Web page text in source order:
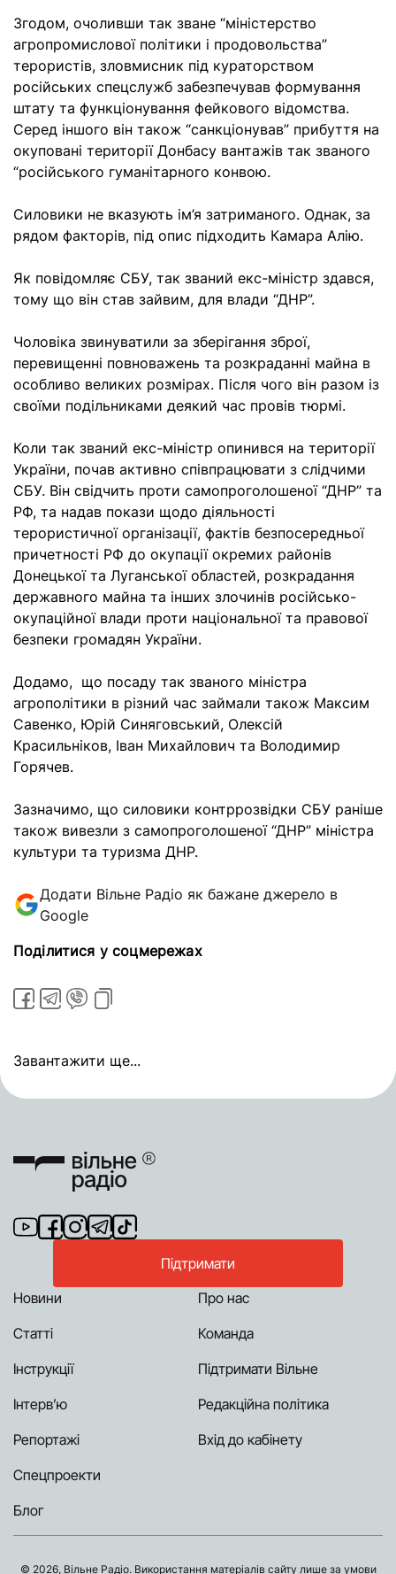
Згодом, очоливши так зване “міністерство
агропромислової політики і продовольства”
терористів, зловмисник під кураторством
російських спецслужб забезпечував формування
штату та функціонування фейкового відомства.
Серед іншого він також “санкціонував” прибуття на
окуповані території Донбасу вантажів так званого
“російського гуманітарного конвою.
Силовики не вказують ім’я затриманого. Однак, за
рядом факторів, під опис підходить Камара Алію.
Як повідомляє СБУ, так званий екс-міністр здався,
тому що він став зайвим, для влади “ДНР”.
Чоловіка звинуватили за зберігання зброї,
перевищенні повноважень та розкраданні майна в
особливо великих розмірах. Після чого він разом із
своїми подільниками деякий час провів тюрмі.
Коли так званий екс-міністр опинився на території
України, почав активно співпрацювати з слідчими
СБУ. Він свідчить проти самопроголошеної “ДНР” та
РФ, та надав покази щодо діяльності
терористичної організації, фактів безпосередньої
причетності РФ до окупації окремих районів
Донецької та Луганської областей, розкрадання
державного майна та інших злочинів російсько-
окупаційної влади проти національної та правової
безпеки громадян України.
Додамо, що посаду так званого міністра
агрополітики в різний час займали також Максим
Савенко, Юрій Синяговський, Олексій
Красильніков, Іван Михайлович та Володимир
Горячев.
Зазначимо, що силовики контррозвідки СБУ раніше
також вивезли з самопроголошеної “ДНР” міністра
культури та туризма ДНР.
Додати Вільне Радіо як бажане джерело в
Google
Поділитися у соцмережах
Завантажити ще...
Підтримати
Новини
Статті
Інструкції
Інтерв’ю
Репортажі
Спецпроекти
Блог
Про нас
Команда
Підтримати Вільне
Редакційна політика
Вхід до кабінету
© 2026, Вільне Радіо. Використання матеріалів сайту лише за умови